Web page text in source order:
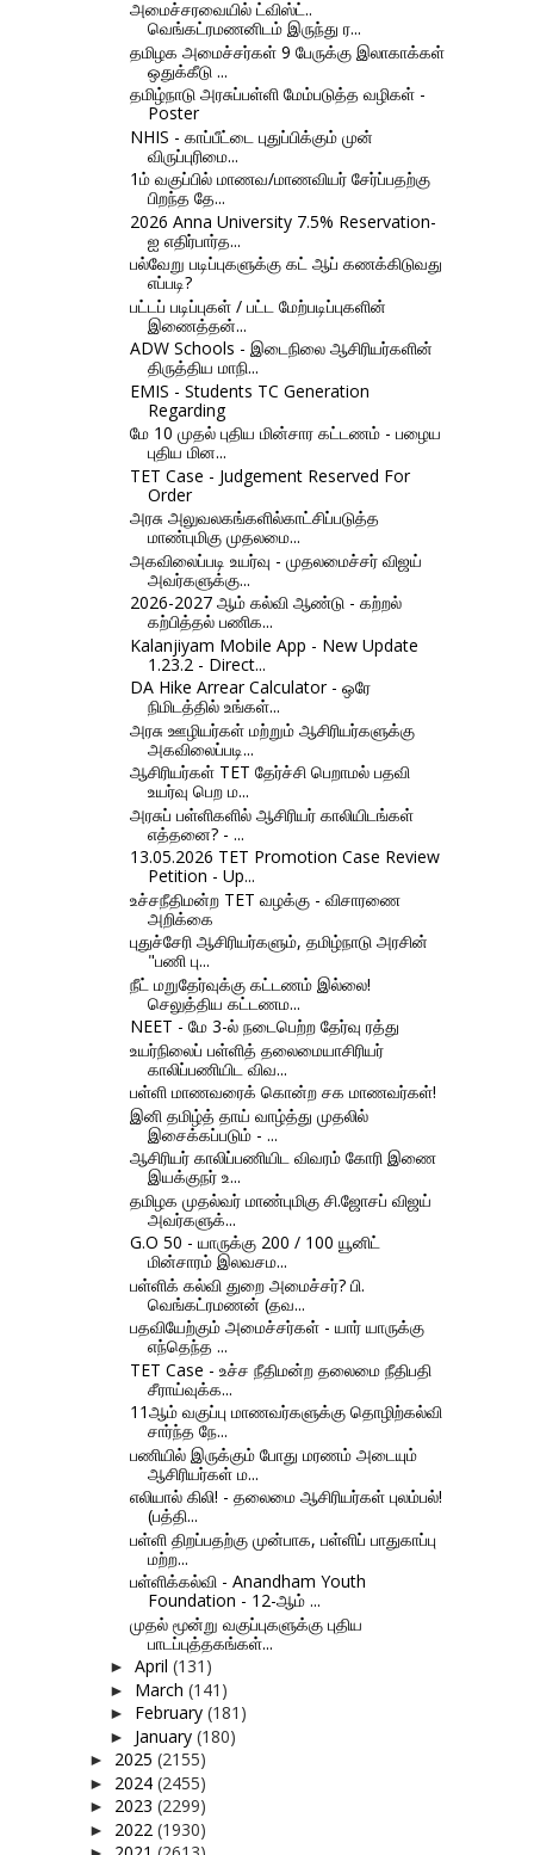
அமைச்சரவையில் ட்விஸ்ட்..
வெங்கட்ரமணனிடம் இருந்து ர...
தமிழக அமைச்சர்கள் 9 பேருக்கு இலாகாக்கள்
ஒதுக்கீடு ...
தமிழ்நாடு அரசுப்பள்ளி மேம்படுத்த வழிகள் -
Poster
NHIS - காப்பீட்டை புதுப்பிக்கும் முன்
விருப்புரிமை...
1ம் வகுப்பில் மாணவ/மாணவியர் சேர்ப்பதற்கு
பிறந்த தே...
2026 Anna University 7.5% Reservation-
ஐ எதிர்பார்த...
பல்வேறு படிப்புகளுக்கு கட் ஆப் கணக்கிடுவது
எப்படி?
பட்டப் படிப்புகள் / பட்ட மேற்படிப்புகளின்
இணைத்தன்...
ADW Schools - இடைநிலை ஆசிரியர்களின்
திருத்திய மாநி...
EMIS - Students TC Generation
Regarding
மே 10 முதல் புதிய மின்சார கட்டணம் - பழைய
புதிய மின...
TET Case - Judgement Reserved For
Order
அரசு அலுவலகங்களில்காட்சிப்படுத்த
மாண்புமிகு முதலமை...
அகவிலைப்படி உயர்வு - முதலமைச்சர் விஜய்
அவர்களுக்கு...
2026-2027 ஆம் கல்வி ஆண்டு - கற்றல்
கற்பித்தல் பணிக...
Kalanjiyam Mobile App - New Update
1.23.2 - Direct...
DA Hike Arrear Calculator - ஒரே
நிமிடத்தில் உங்கள்...
அரசு ஊழியர்கள் மற்றும் ஆசிரியர்களுக்கு
அகவிலைப்படி...
ஆசிரியர்கள் TET தேர்ச்சி பெறாமல் பதவி
உயர்வு பெற ம...
அரசுப் பள்ளிகளில் ஆசிரியர் காலியிடங்கள்
எத்தனை? - ...
13.05.2026 TET Promotion Case Review
Petition - Up...
உச்சநீதிமன்ற TET வழக்கு - விசாரணை
அறிக்கை
புதுச்சேரி ஆசிரியர்களும், தமிழ்நாடு அரசின்
"பணி பு...
நீட் மறுதேர்வுக்கு கட்டணம் இல்லை!
செலுத்திய கட்டணம...
NEET - மே 3-ல் நடைபெற்ற தேர்வு ரத்து
உயர்நிலைப் பள்ளித் தலைமையாசிரியர்
காலிப்பணியிட விவ...
பள்ளி மாணவரைக் கொன்ற சக மாணவர்கள்!
இனி தமிழ்த் தாய் வாழ்த்து முதலில்
இசைக்கப்படும் - ...
ஆசிரியர் காலிப்பணியிட விவரம் கோரி இணை
இயக்குநர் உ...
தமிழக முதல்வர் மாண்புமிகு சி.ஜோசப் விஜய்
அவர்களுக்...
G.O 50 - யாருக்கு 200 / 100 யூனிட்
மின்சாரம் இலவசம...
பள்ளிக் கல்வி துறை அமைச்சர்? பி.
வெங்கட்ரமணன் (தவ...
பதவியேற்கும் அமைச்சர்கள் - யார் யாருக்கு
எந்தெந்த ...
TET Case - உச்ச நீதிமன்ற தலைமை நீதிபதி
சீராய்வுக்க...
11ஆம் வகுப்பு மாணவர்களுக்கு தொழிற்கல்வி
சார்ந்த நே...
பணியில் இருக்கும் போது மரணம் அடையும்
ஆசிரியர்கள் ம...
எலியால் கிலி! - தலைமை ஆசிரியர்கள் புலம்பல்!
(பத்தி...
பள்ளி திறப்பதற்கு முன்பாக, பள்ளிப் பாதுகாப்பு
மற்ற...
பள்ளிக்கல்வி - Anandham Youth
Foundation - 12-ஆம் ...
முதல் மூன்று வகுப்புகளுக்கு புதிய
பாடப்புத்தகங்கள்...
► April (131)
► March (141)
► February (181)
► January (180)
► 2025 (2155)
► 2024 (2455)
► 2023 (2299)
► 2022 (1930)